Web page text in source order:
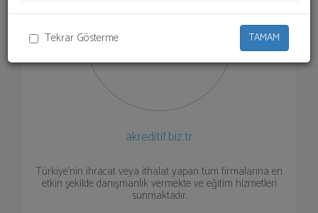
Tekrar Gösterme TAMAM
akreditif.biz.tr
Türkiye'nin ihracat veya ithalat yapan tüm firmalarına en
etkin şekilde danışmanlık vermekte ve eğitim hizmetleri
sunmaktadır.